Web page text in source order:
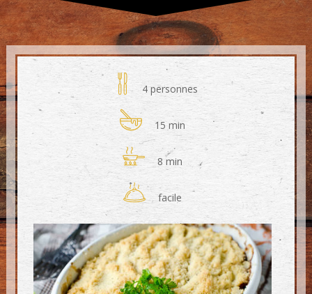
4 personnes
15 min
8 min
facile